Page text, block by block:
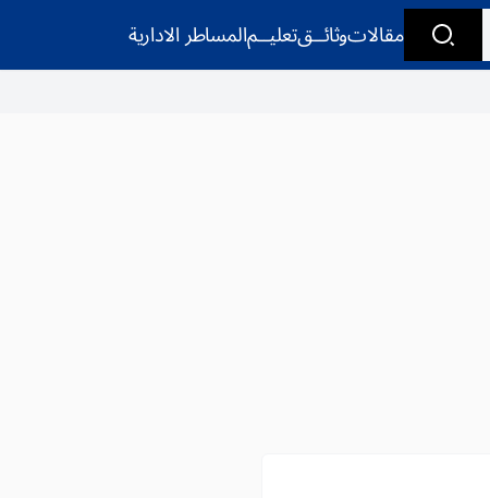
مقالاتوثائــقتعليــمالمساطر الادارية